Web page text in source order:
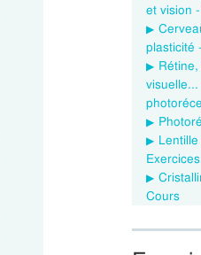
et vision
plasticité
Cours